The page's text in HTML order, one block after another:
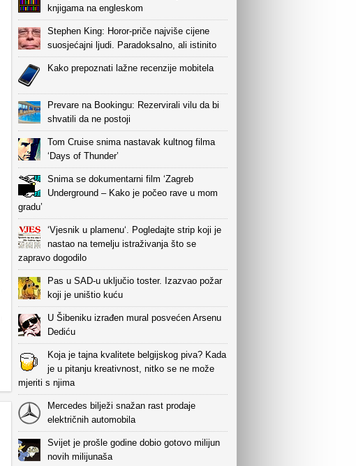
knjigama na engleskom
Stephen King: Horor-priče najviše cijene
suosjećajni ljudi. Paradoksalno, ali istinito
Kako prepoznati lažne recenzije mobitela
Prevare na Bookingu: Rezervirali vilu da bi
shvatili da ne postoji
Tom Cruise snima nastavak kultnog filma
‘Days of Thunder’
Snima se dokumentarni film ‘Zagreb
Underground – Kako je počeo rave u mom
gradu’
‘Vjesnik u plamenu‘. Pogledajte strip koji je
nastao na temelju istraživanja što se
zapravo dogodilo
Pas u SAD-u uključio toster. Izazvao požar
koji je uništio kuću
U Šibeniku izrađen mural posvećen Arsenu
Dediću
Koja je tajna kvalitete belgijskog piva? Kada
je u pitanju kreativnost, nitko se ne može
mjeriti s njima
Mercedes bilježi snažan rast prodaje
električnih automobila
Svijet je prošle godine dobio gotovo milijun
novih milijunaša